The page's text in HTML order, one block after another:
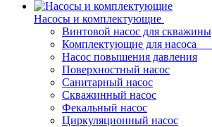
Насосы и комплектующие
Винтовой насос для скважины
Комплектующие для насоса
Насос повышения давления
Поверхностный насос
Санитарный насос
Скважинный насос
Фекальный насос
Циркуляционный насос